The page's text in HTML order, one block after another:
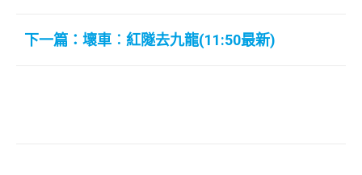
下一篇：壞車︰紅隧去九龍(11:50最新)